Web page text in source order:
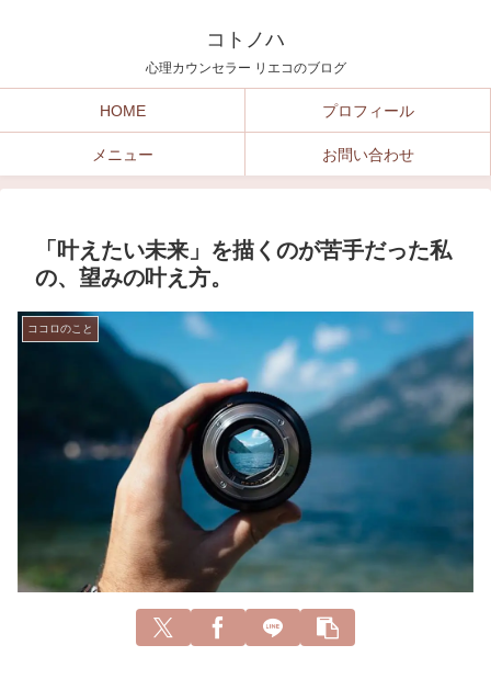
コトノハ
心理カウンセラー リエコのブログ
HOME プロフィール
メニュー お問い合わせ
「叶えたい未来」を描くのが苦手だった私
の、望みの叶え方。
ココロのこと